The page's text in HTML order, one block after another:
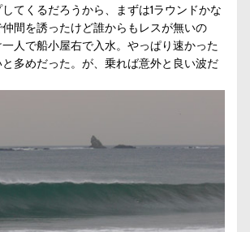
てくるだろうから、まずは1ラウンドかな
間を誘ったけど誰からもレスが無いの
人で船小屋右で入水。やっぱり速かった
多めだった。が、乗れば意外と良い波だ